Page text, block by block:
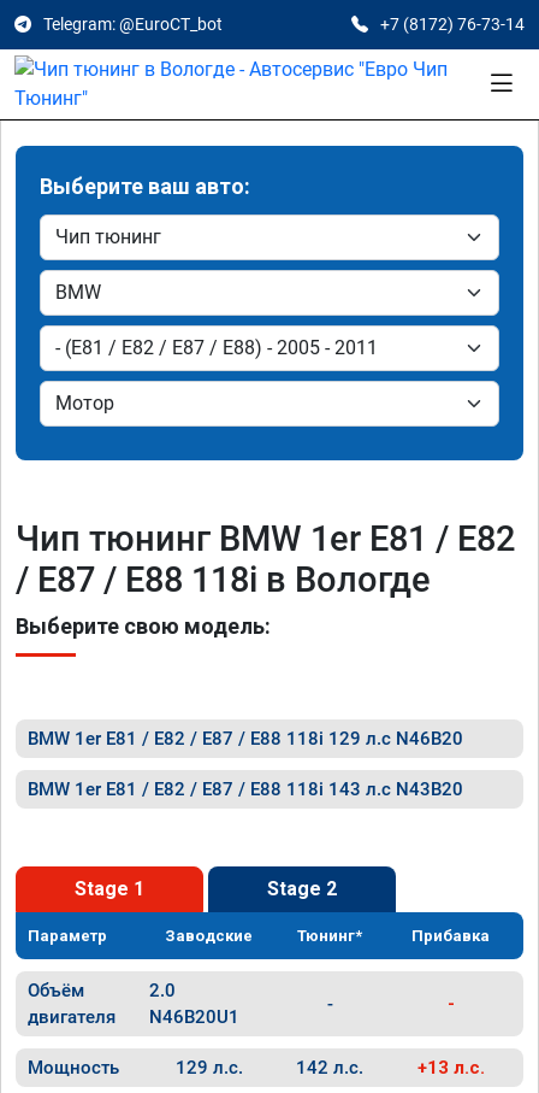
Telegram: @EuroCT_bot +7 (8172) 76-73-14
Выберите ваш авто:
Чип тюнинг BMW 1er E81 / E82
/ E87 / E88 118i в Вологде
Выберите свою модель:
BMW 1er E81 / E82 / E87 / E88 118i 129 л.с N46B20
BMW 1er E81 / E82 / E87 / E88 118i 143 л.с N43B20
Stage 1 Stage 2
Параметр Заводские Тюнинг* Прибавка
Объём
двигателя
2.0
N46B20U1
- -
Мощность 129 л.с. 142 л.с. +13 л.с.